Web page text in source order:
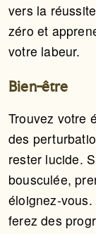
vers la
zéro et
votre labeur.
Bien-être
Trouvez votre
des
rester lucide.
bousculée,
éloignez-
ferez des